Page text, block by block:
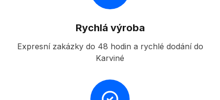
Rychlá výroba
Expresní zakázky do 48 hodin a rychlé dodání do
Karviné